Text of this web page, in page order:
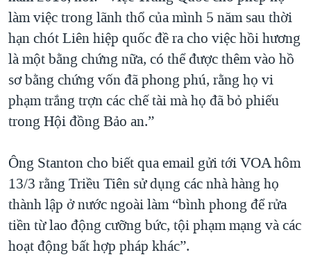
làm việc trong lãnh thổ của mình 5 năm sau thời
hạn chót Liên hiệp quốc đề ra cho việc hồi hương
là một bằng chứng nữa, có thể được thêm vào hồ
sơ bằng chứng vốn đã phong phú, rằng họ vi
phạm trắng trợn các chế tài mà họ đã bỏ phiếu
trong Hội đồng Bảo an.”
Ông Stanton cho biết qua email gửi tới VOA hôm
13/3 rằng Triều Tiên sử dụng các nhà hàng họ
thành lập ở nước ngoài làm “bình phong để rửa
tiền từ lao động cưỡng bức, tội phạm mạng và các
hoạt động bất hợp pháp khác”.